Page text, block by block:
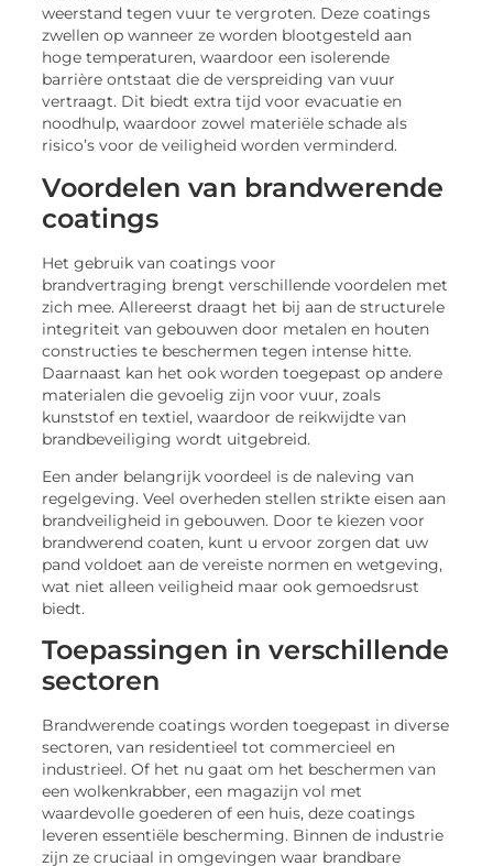
weerstand tegen vuur te vergroten. Deze coatings
zwellen op wanneer ze worden blootgesteld aan
hoge temperaturen, waardoor een isolerende
barrière ontstaat die de verspreiding van vuur
vertraagt. Dit biedt extra tijd voor evacuatie en
noodhulp, waardoor zowel materiële schade als
risico’s voor de veiligheid worden verminderd.
Voordelen van brandwerende
coatings
Het gebruik van coatings voor
brandvertraging brengt verschillende voordelen met
zich mee. Allereerst draagt het bij aan de structurele
integriteit van gebouwen door metalen en houten
constructies te beschermen tegen intense hitte.
Daarnaast kan het ook worden toegepast op andere
materialen die gevoelig zijn voor vuur, zoals
kunststof en textiel, waardoor de reikwijdte van
brandbeveiliging wordt uitgebreid.
Een ander belangrijk voordeel is de naleving van
regelgeving. Veel overheden stellen strikte eisen aan
brandveiligheid in gebouwen. Door te kiezen voor
brandwerend coaten, kunt u ervoor zorgen dat uw
pand voldoet aan de vereiste normen en wetgeving,
wat niet alleen veiligheid maar ook gemoedsrust
biedt.
Toepassingen in verschillende
sectoren
Brandwerende coatings worden toegepast in diverse
sectoren, van residentieel tot commercieel en
industrieel. Of het nu gaat om het beschermen van
een wolkenkrabber, een magazijn vol met
waardevolle goederen of een huis, deze coatings
leveren essentiële bescherming. Binnen de industrie
zijn ze cruciaal in omgevingen waar brandbare